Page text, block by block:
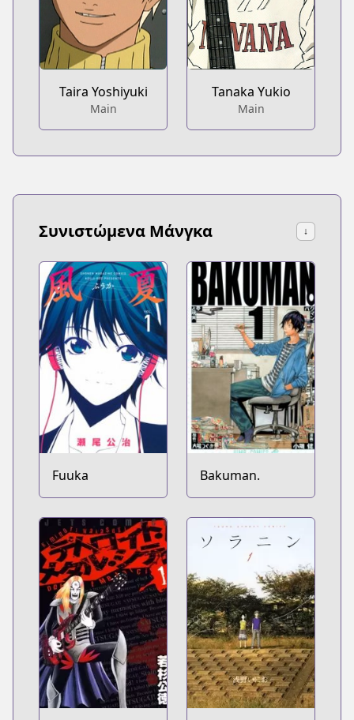
Taira Yoshiyuki
Main
Tanaka Yukio
Main
Συνιστώμενα Μάνγκα ↓
Fuuka Bakuman.